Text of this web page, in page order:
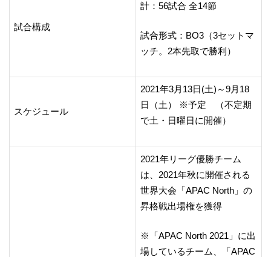
試合構成
計：56試合 全14節
試合形式：BO3（3セットマ
ッチ。2本先取で勝利）
スケジュール
2021年3月13日(土)～9月18
日（土） ※予定 （不定期
で土・日曜日に開催）
2021年リーグ優勝チーム
は、2021年秋に開催される
世界大会「APAC North」の
昇格戦出場権を獲得
※「APAC North 2021」に出
場しているチーム、「APAC